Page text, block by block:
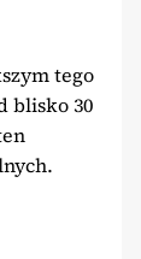
tego
blisko 30